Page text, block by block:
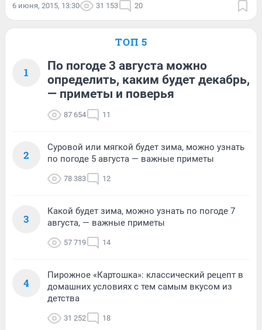
6 июня, 2015, 13:30 31 153 20
ТОП 5
1
По погоде 3 августа можно
определить, каким будет декабрь,
— приметы и поверья
87 654 11
2
Суровой или мягкой будет зима, можно узнать
по погоде 5 августа — важные приметы
78 383 12
3
Какой будет зима, можно узнать по погоде 7
августа, — важные приметы
57 719 14
4
Пирожное «Картошка»: классический рецепт в
домашних условиях с тем самым вкусом из
детства
31 252 18